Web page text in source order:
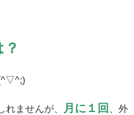
ませんが、 月に１回
、外